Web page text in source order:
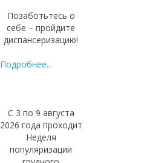
Позаботьтесь о
себе – пройдите
диспансеризацию!
Подробнее...
С 3 по 9 августа
2026 года проходит
Неделя
популяризации